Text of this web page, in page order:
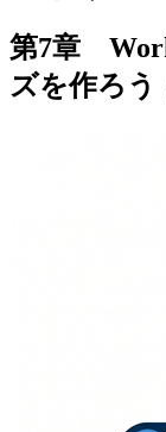
第7章
ズを作ろう